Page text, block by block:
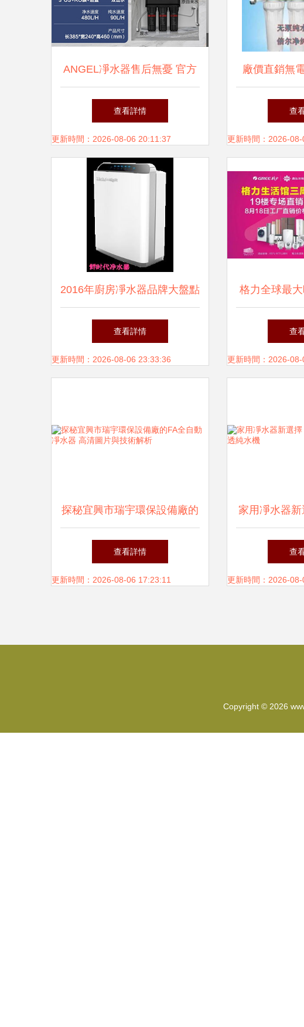
ANGEL凈水器售后無憂 官方
24小時400報修熱線全指南
查看詳情
更新時間：2026-08-06 20:11:37
廠價直銷無
節能環保，
查
更新時間：2026-
2016年廚房凈水器品牌大盤點
與選購指南
查看詳情
更新時間：2026-08-06 23:33:36
格力全球最
年感恩慶典
器驚
查
更新時間：2026-
探秘宜興市瑞宇環保設備廠的
FA全自動凈水器 高清圖片與
技術解析
查看詳情
更新時間：2026-08-06 17:23:11
家用凈水器
密過濾反
查
更新時間：2026-
Copyright © 2026